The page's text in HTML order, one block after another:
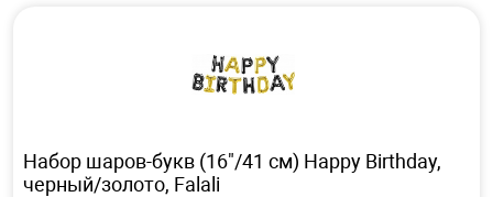
Набор шаров-букв (16"/41 см) Happy Birthday,
черный/золото, Falali